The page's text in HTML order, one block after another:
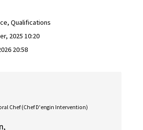
Qualifications
2025 10:20
20:58
Chef (Chef D'engin Intervention)